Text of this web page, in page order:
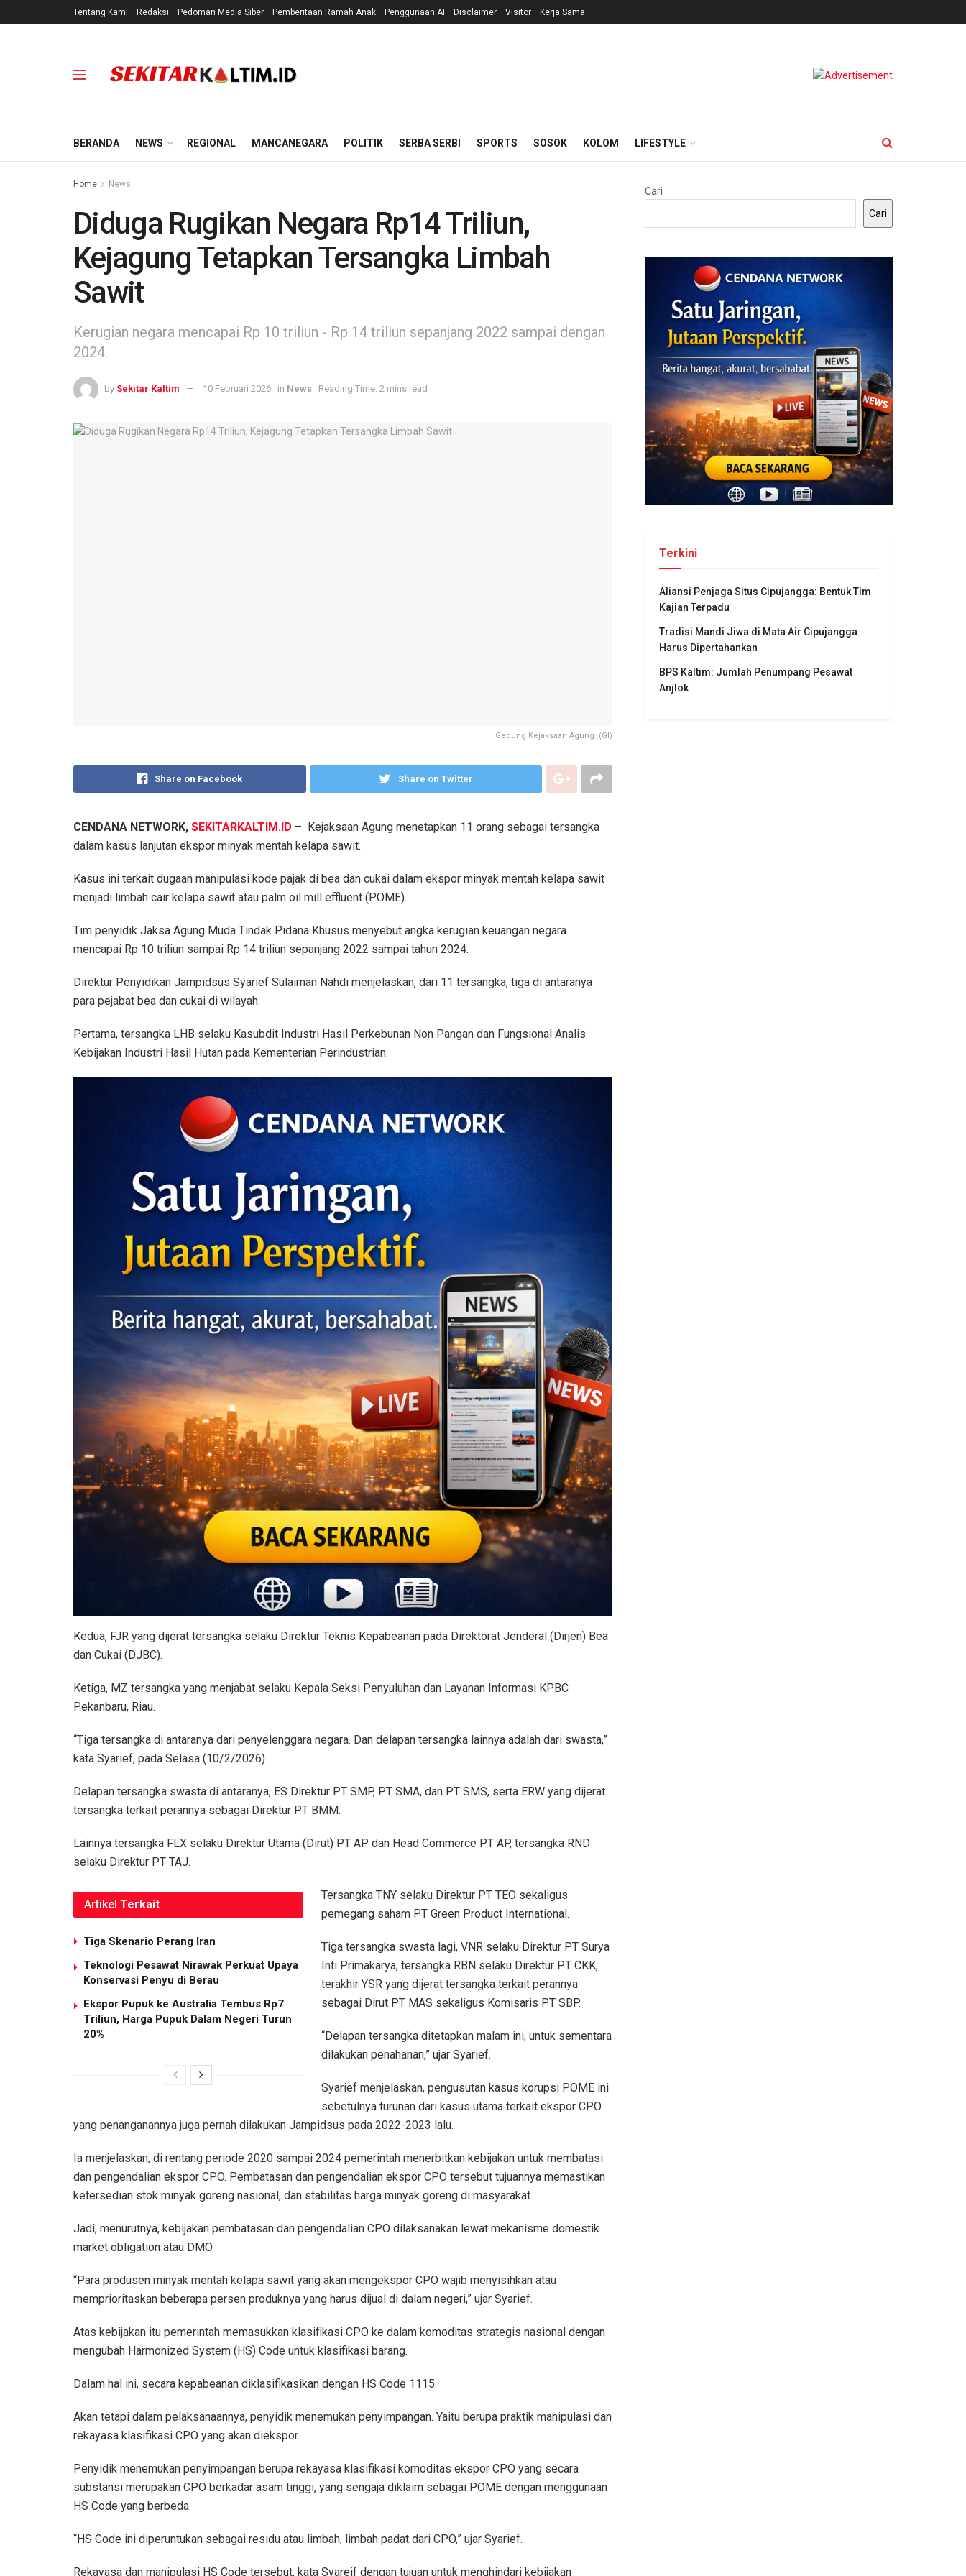
Tentang Kami Redaksi Pedoman Media Siber Pemberitaan Ramah Anak Penggunaan AI Disclaimer Visitor Kerja Sama
BERANDA NEWS REGIONAL MANCANEGARA POLITIK SERBA SERBI SPORTS SOSOK KOLOM LIFESTYLE
Home News
Diduga Rugikan Negara Rp14 Triliun,
Kejagung Tetapkan Tersangka Limbah
Sawit
Kerugian negara mencapai Rp 10 triliun - Rp 14 triliun sepanjang 2022 sampai dengan
2024.
by Sekitar Kaltim 10 Februari 2026 in News Reading Time: 2 mins read
Gedung Kejaksaan Agung. (GI)
Share on Facebook Share on Twitter
CENDANA NETWORK, SEKITARKALTIM.ID – Kejaksaan Agung menetapkan 11 orang sebagai tersangka
dalam kasus lanjutan ekspor minyak mentah kelapa sawit.
Kasus ini terkait dugaan manipulasi kode pajak di bea dan cukai dalam ekspor minyak mentah kelapa sawit
menjadi limbah cair kelapa sawit atau palm oil mill effluent (POME).
Tim penyidik Jaksa Agung Muda Tindak Pidana Khusus menyebut angka kerugian keuangan negara
mencapai Rp 10 triliun sampai Rp 14 triliun sepanjang 2022 sampai tahun 2024.
Direktur Penyidikan Jampidsus Syarief Sulaiman Nahdi menjelaskan, dari 11 tersangka, tiga di antaranya
para pejabat bea dan cukai di wilayah.
Pertama, tersangka LHB selaku Kasubdit Industri Hasil Perkebunan Non Pangan dan Fungsional Analis
Kebijakan Industri Hasil Hutan pada Kementerian Perindustrian.
Kedua, FJR yang dijerat tersangka selaku Direktur Teknis Kepabeanan pada Direktorat Jenderal (Dirjen) Bea
dan Cukai (DJBC).
Ketiga, MZ tersangka yang menjabat selaku Kepala Seksi Penyuluhan dan Layanan Informasi KPBC
Pekanbaru, Riau.
“Tiga tersangka di antaranya dari penyelenggara negara. Dan delapan tersangka lainnya adalah dari swasta,”
kata Syarief, pada Selasa (10/2/2026).
Delapan tersangka swasta di antaranya, ES Direktur PT SMP, PT SMA, dan PT SMS, serta ERW yang dijerat
tersangka terkait perannya sebagai Direktur PT BMM.
Lainnya tersangka FLX selaku Direktur Utama (Dirut) PT AP dan Head Commerce PT AP, tersangka RND
selaku Direktur PT TAJ.
Artikel Terkait
Tiga Skenario Perang Iran
Teknologi Pesawat Nirawak Perkuat Upaya
Konservasi Penyu di Berau
Ekspor Pupuk ke Australia Tembus Rp7
Triliun, Harga Pupuk Dalam Negeri Turun
20%
Tersangka TNY selaku Direktur PT TEO sekaligus
pemegang saham PT Green Product International.
Tiga tersangka swasta lagi, VNR selaku Direktur PT Surya
Inti Primakarya, tersangka RBN selaku Direktur PT CKK,
terakhir YSR yang dijerat tersangka terkait perannya
sebagai Dirut PT MAS sekaligus Komisaris PT SBP.
“Delapan tersangka ditetapkan malam ini, untuk sementara
dilakukan penahanan,” ujar Syarief.
Syarief menjelaskan, pengusutan kasus korupsi POME ini
sebetulnya turunan dari kasus utama terkait ekspor CPO
yang penanganannya juga pernah dilakukan Jampidsus pada 2022-2023 lalu.
Ia menjelaskan, di rentang periode 2020 sampai 2024 pemerintah menerbitkan kebijakan untuk membatasi
dan pengendalian ekspor CPO. Pembatasan dan pengendalian ekspor CPO tersebut tujuannya memastikan
ketersedian stok minyak goreng nasional, dan stabilitas harga minyak goreng di masyarakat.
Jadi, menurutnya, kebijakan pembatasan dan pengendalian CPO dilaksanakan lewat mekanisme domestik
market obligation atau DMO.
“Para produsen minyak mentah kelapa sawit yang akan mengekspor CPO wajib menyisihkan atau
memprioritaskan beberapa persen produknya yang harus dijual di dalam negeri,” ujar Syarief.
Atas kebijakan itu pemerintah memasukkan klasifikasi CPO ke dalam komoditas strategis nasional dengan
mengubah Harmonized System (HS) Code untuk klasifikasi barang.
Dalam hal ini, secara kepabeanan diklasifikasikan dengan HS Code 1115.
Akan tetapi dalam pelaksanaannya, penyidik menemukan penyimpangan. Yaitu berupa praktik manipulasi dan
rekayasa klasifikasi CPO yang akan diekspor.
Penyidik menemukan penyimpangan berupa rekayasa klasifikasi komoditas ekspor CPO yang secara
substansi merupakan CPO berkadar asam tinggi, yang sengaja diklaim sebagai POME dengan menggunaan
HS Code yang berbeda.
“HS Code ini diperuntukan sebagai residu atau limbah, limbah padat dari CPO,” ujar Syarief.
Rekayasa dan manipulasi HS Code tersebut, kata Syareif dengan tujuan untuk menghindari kebijakan
Cari
Cari
Terkini
Aliansi Penjaga Situs Cipujangga: Bentuk Tim
Kajian Terpadu
Tradisi Mandi Jiwa di Mata Air Cipujangga
Harus Dipertahankan
BPS Kaltim: Jumlah Penumpang Pesawat
Anjlok